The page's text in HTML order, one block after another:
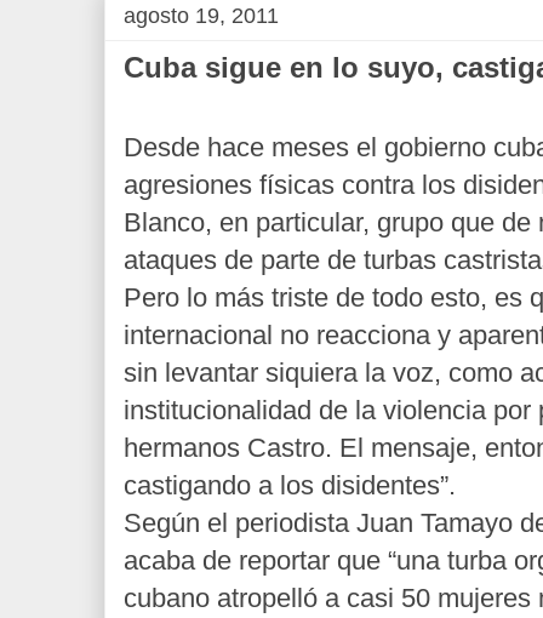
agosto 19, 2011
Cuba sigue en lo suyo,
Desde hace meses el gobierno
agresiones físicas contra los
Blanco, en particular, grupo que
ataques de parte de turbas
Pero lo más triste de todo esto, es
internacional no reacciona y
sin levantar siquiera la voz, como
institucionalidad de la violencia por
hermanos Castro. El mensaje,
castigando a los disidentes”.
Según el periodista Juan Tamayo
acaba de reportar que “una turba
cubano atropelló a casi 50 mujeres